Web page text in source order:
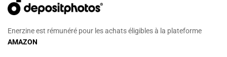
Enerzine est rémunéré pour les achats éligibles à la plateforme
AMAZON